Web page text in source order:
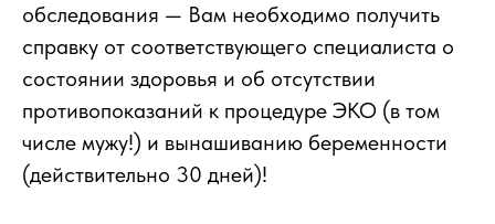
обследования — Вам необходимо получить
справку от соответствующего специалиста о
состоянии здоровья и об отсутствии
противопоказаний к процедуре ЭКО (в том
числе мужу!) и вынашиванию беременности
(действительно 30 дней)!